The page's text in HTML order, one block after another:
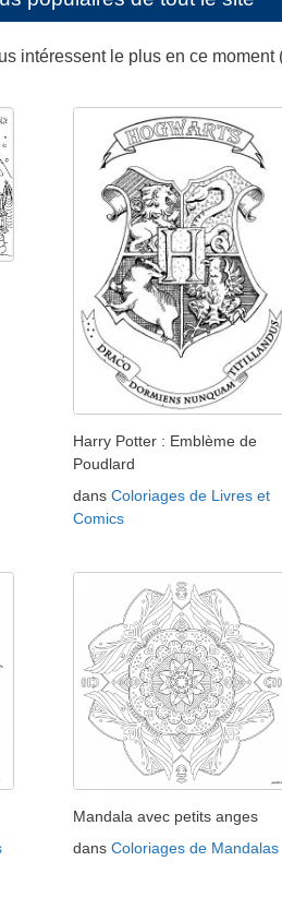
intéressent le plus en ce moment
Harry Potter : Emblème de
Poudlard
dans Coloriages de Livres et
Comics
Mandala avec petits anges
dans Coloriages de Mandalas